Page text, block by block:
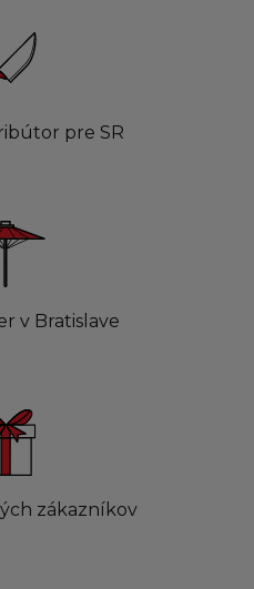
pre SR
v Bratislave
zákazníkov